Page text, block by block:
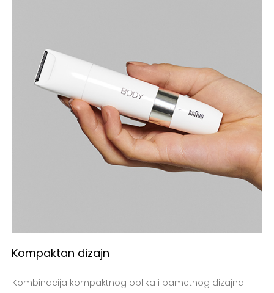
Kompaktan dizajn
Kombinacija kompaktnog oblika i pametnog dizajna